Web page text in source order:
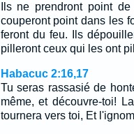
Ils ne prendront point
couperont point dans les
feront du feu. Ils
pilleront ceux qui les ont
Habacuc 2:16,17
Tu seras rassasié de
même, et découvre-toi!
tournera vers toi, Et